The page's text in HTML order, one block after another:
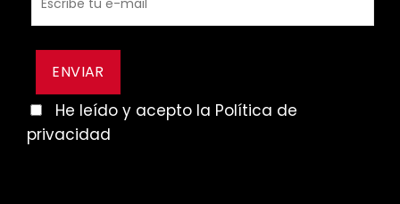
He leído y acepto la Política de
privacidad